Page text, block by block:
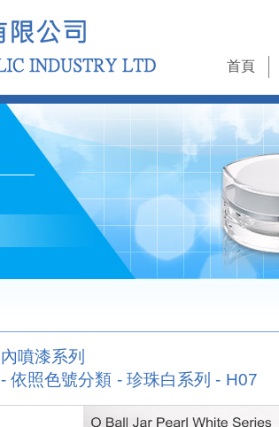
首頁
內噴漆系列
- 依照色號分類 - 珍珠白系列 - H07